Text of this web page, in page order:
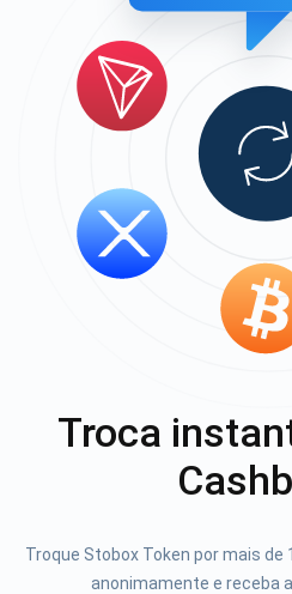
Troca
Troque Stobox Token por mais
anonimamente e receba